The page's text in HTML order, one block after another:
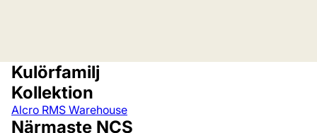
Kulörfamilj
Kollektion
Alcro RMS Warehouse
Närmaste NCS